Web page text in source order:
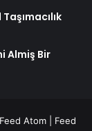
Almiş Bir
Feed Atom
Feed